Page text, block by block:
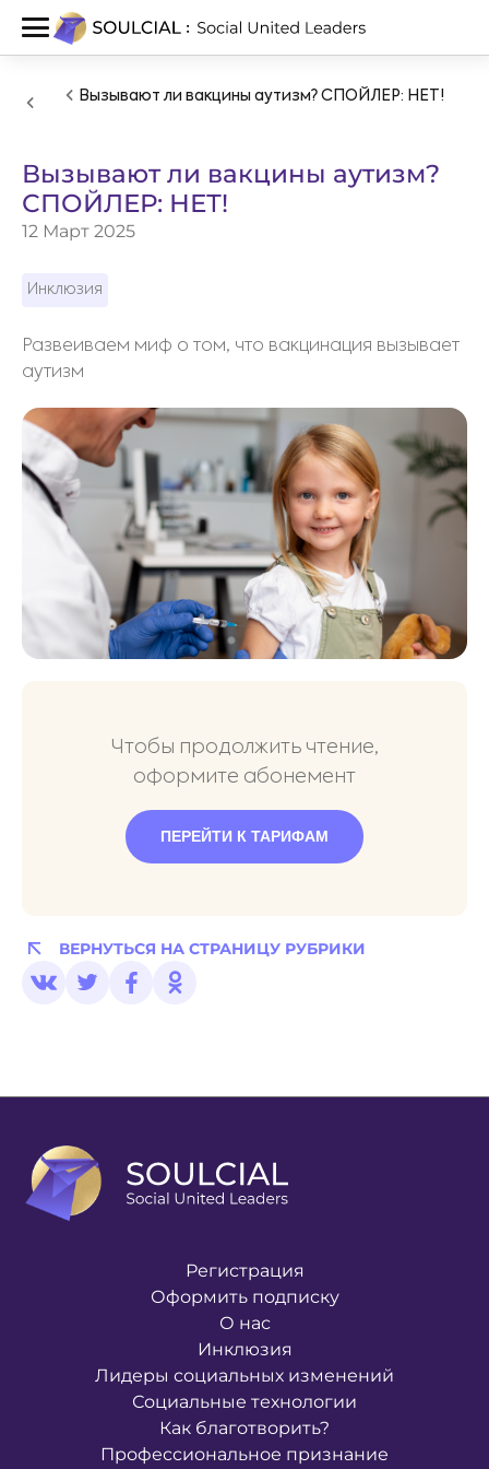
Вызывают ли вакцины аутизм? СПОЙЛЕР: НЕТ!
Вызывают ли вакцины аутизм?
СПОЙЛЕР: НЕТ!
12 Март 2025
Инклюзия
Развеиваем миф о том, что вакцинация вызывает
аутизм
Чтобы продолжить чтение,
оформите абонемент
ПЕРЕЙТИ К ТАРИФАМ
ВЕРНУТЬСЯ НА СТРАНИЦУ РУБРИКИ
Регистрация
Оформить подписку
О нас
Инклюзия
Лидеры социальных изменений
Социальные технологии
Как благотворить?
Профессиональное признание